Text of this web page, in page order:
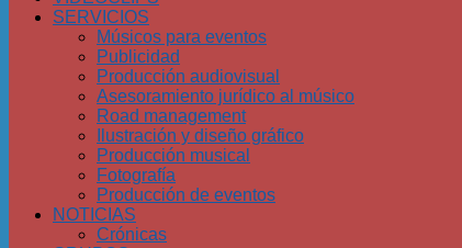
SERVICIOS
Músicos para eventos
Publicidad
Producción audiovisual
Asesoramiento jurídico al músico
Road management
Ilustración y diseño gráfico
Producción musical
Fotografía
Producción de eventos
NOTICIAS
Crónicas